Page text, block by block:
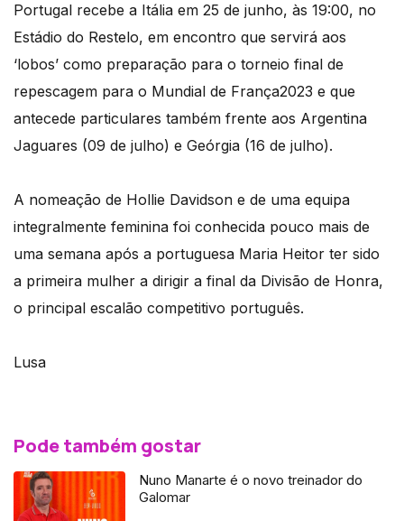
Portugal recebe a Itália em 25 de junho, às 19:00, no
Estádio do Restelo, em encontro que servirá aos
‘lobos’ como preparação para o torneio final de
repescagem para o Mundial de França2023 e que
antecede particulares também frente aos Argentina
Jaguares (09 de julho) e Geórgia (16 de julho).
A nomeação de Hollie Davidson e de uma equipa
integralmente feminina foi conhecida pouco mais de
uma semana após a portuguesa Maria Heitor ter sido
a primeira mulher a dirigir a final da Divisão de Honra,
o principal escalão competitivo português.
Lusa
Pode também gostar
Nuno Manarte é o novo treinador do
Galomar